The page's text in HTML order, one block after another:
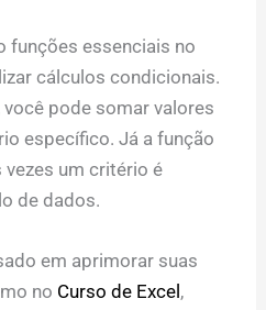
funções essenciais no
cálculos condicionais.
você pode somar valores
específico. Já a função
um critério é
de dados.
em aprimorar suas
no Curso de Excel ,